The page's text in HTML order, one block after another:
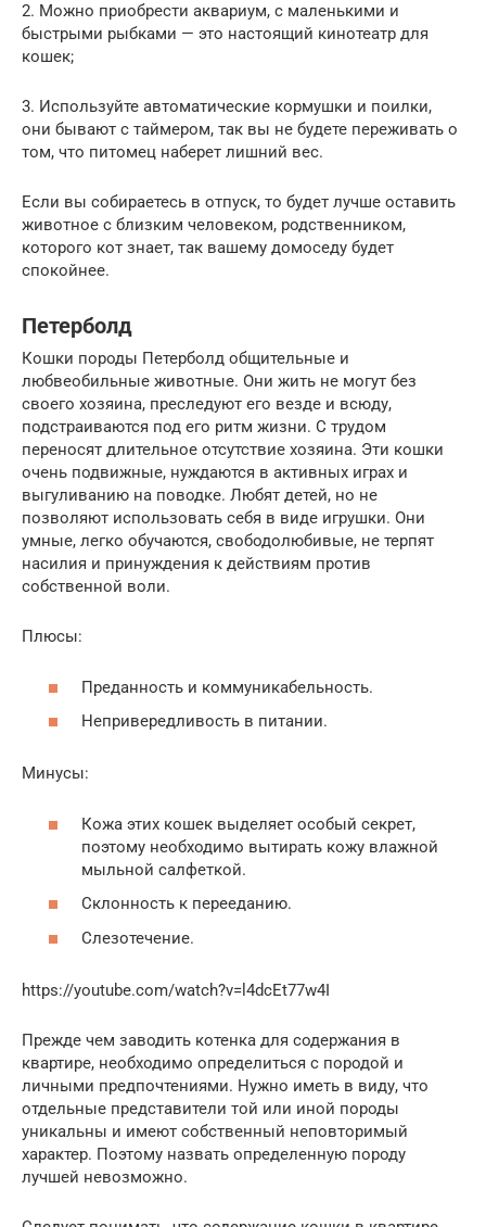
2. Можно приобрести аквариум, с маленькими и
быстрыми рыбками — это настоящий кинотеатр для
кошек;
3. Используйте автоматические кормушки и поилки,
они бывают с таймером, так вы не будете переживать о
том, что питомец наберет лишний вес.
Если вы собираетесь в отпуск, то будет лучше оставить
животное с близким человеком, родственником,
которого кот знает, так вашему домоседу будет
спокойнее.
Петерболд
Кошки породы Петерболд общительные и
любвеобильные животные. Они жить не могут без
своего хозяина, преследуют его везде и всюду,
подстраиваются под его ритм жизни. С трудом
переносят длительное отсутствие хозяина. Эти кошки
очень подвижные, нуждаются в активных играх и
выгуливанию на поводке. Любят детей, но не
позволяют использовать себя в виде игрушки. Они
умные, легко обучаются, свободолюбивые, не терпят
насилия и принуждения к действиям против
собственной воли.
Плюсы:
Преданность и коммуникабельность.
Непривередливость в питании.
Минусы:
Кожа этих кошек выделяет особый секрет,
поэтому необходимо вытирать кожу влажной
мыльной салфеткой.
Склонность к перееданию.
Слезотечение.
https://youtube.com/watch?v=l4dcEt77w4I
Прежде чем заводить котенка для содержания в
квартире, необходимо определиться с породой и
личными предпочтениями. Нужно иметь в виду, что
отдельные представители той или иной породы
уникальны и имеют собственный неповторимый
характер. Поэтому назвать определенную породу
лучшей невозможно.